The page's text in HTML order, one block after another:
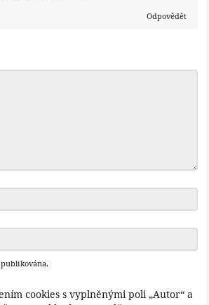
Odpovědět
cookies s vyplněnými poli „Autor“ a